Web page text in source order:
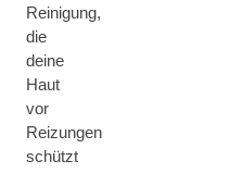
Reinigung,
die
deine
Haut
vor
Reizungen
schützt